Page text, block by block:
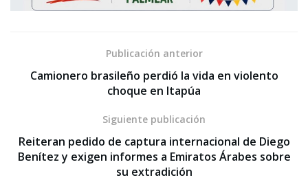
Publicación anterior
Camionero brasileño perdió la vida en violento
choque en Itapúa
Siguiente publicación
Reiteran pedido de captura internacional de Diego
Benítez y exigen informes a Emiratos Árabes sobre
su extradición